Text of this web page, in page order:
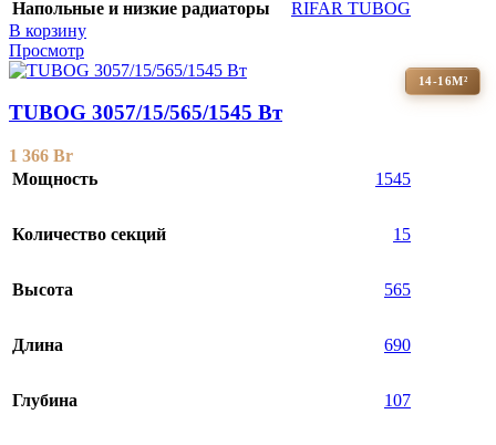
Напольные и низкие радиаторы
RIFAR TUBOG
В корзину
Просмотр
14-16М²
TUBOG 3057/15/565/1545 Вт
1 366 Br
Мощность
1545
Количество секций 15
Высота 565
Длина 690
Глубина 107